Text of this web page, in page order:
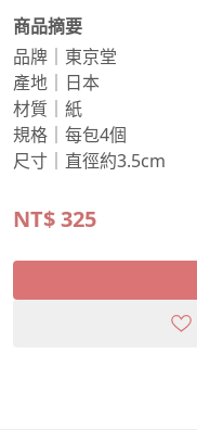
商品摘要
品牌｜東京堂
產地｜日本
材質｜紙
規格｜每包4個
尺寸｜直徑約3.5cm
NT$325